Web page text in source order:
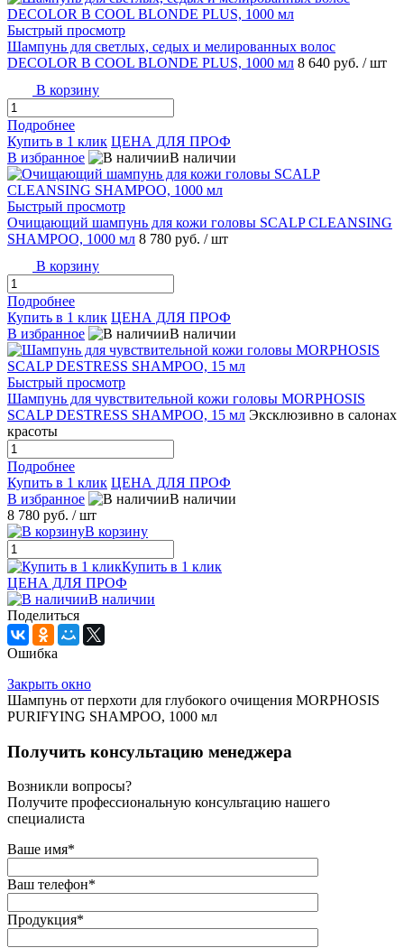
Быстрый просмотр
Шампунь для светлых, седых и мелированных волос
DECOLOR B COOL BLONDE PLUS, 1000 мл 8 640 руб. / шт
В корзину
Подробнее
Купить в 1 клик ЦЕНА ДЛЯ ПРОФ
В избранное
В наличии
Быстрый просмотр
Очищающий шампунь для кожи головы SCALP CLEANSING
SHAMPOO, 1000 мл 8 780 руб. / шт
В корзину
Подробнее
Купить в 1 клик ЦЕНА ДЛЯ ПРОФ
В избранное
В наличии
Быстрый просмотр
Шампунь для чувствительной кожи головы MORPHOSIS
SCALP DESTRESS SHAMPOO, 15 мл Эксклюзивно в салонах
красоты
Подробнее
Купить в 1 клик ЦЕНА ДЛЯ ПРОФ
В избранное
В наличии
8 780 руб. / шт
В корзину
Купить в 1 клик
ЦЕНА ДЛЯ ПРОФ
В наличии
Поделиться
Ошибка
Закрыть окно
Шампунь от перхоти для глубокого очищения MORPHOSIS
PURIFYING SHAMPOO, 1000 мл
Получить консультацию менеджера
Возникли вопросы?
Получите профессиональную консультацию нашего
специалиста
Ваше имя*
Ваш телефон*
Продукция*